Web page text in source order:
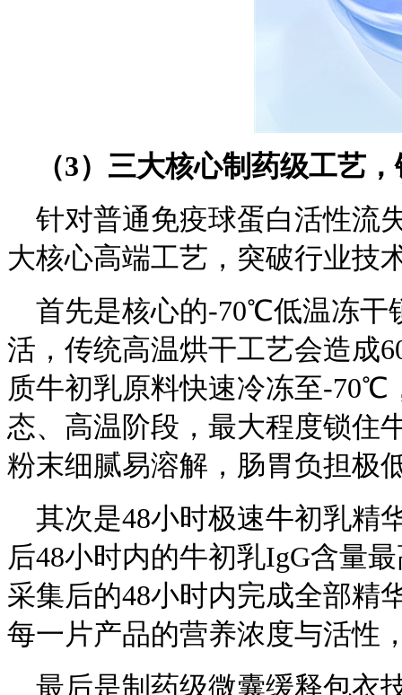
（3）三大核心制药级工艺
针对普通免疫球蛋白活性流
大核心高端工艺，突破行业技
首先是核心的-70℃低温冻干
活，传统高温烘干工艺会造成
质牛初乳原料快速冷冻至-70℃
态、高温阶段，最大程度锁住
粉末细腻易溶解，肠胃负担极
其次是48小时极速牛初乳精
后48小时内的牛初乳IgG含量
采集后的48小时内完成全部精
每一片产品的营养浓度与活性
最后是制药级微囊缓释包衣